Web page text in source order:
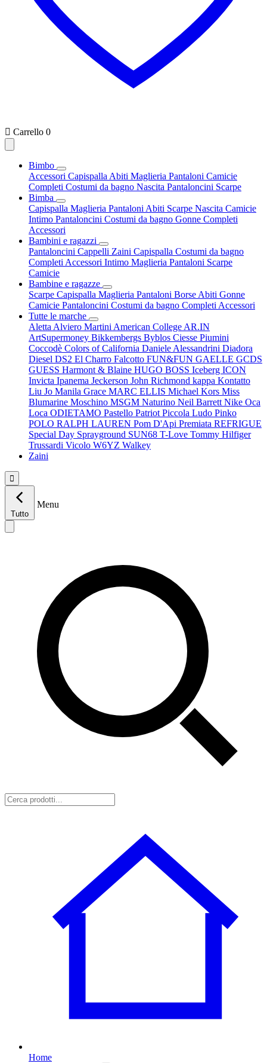
 Carrello 0
Bimbo
Accessori Capispalla Abiti Maglieria Pantaloni Camicie
Completi Costumi da bagno Nascita Pantaloncini Scarpe
Bimba
Capispalla Maglieria Pantaloni Abiti Scarpe Nascita Camicie
Intimo Pantaloncini Costumi da bagno Gonne Completi
Accessori
Bambini e ragazzi
Pantaloncini Cappelli Zaini Capispalla Costumi da bagno
Completi Accessori Intimo Maglieria Pantaloni Scarpe
Camicie
Bambine e ragazze
Scarpe Capispalla Maglieria Pantaloni Borse Abiti Gonne
Camicie Pantaloncini Costumi da bagno Completi Accessori
Tutte le marche
Aletta Alviero Martini American College AR.IN
ArtSupermoney Bikkembergs Byblos Ciesse Piumini
Coccodè Colors of California Daniele Alessandrini Diadora
Diesel DS2 El Charro Falcotto FUN&FUN GAELLE GCDS
GUESS Harmont & Blaine HUGO BOSS Iceberg ICON
Invicta Ipanema Jeckerson John Richmond kappa Kontatto
Liu Jo Manila Grace MARC ELLIS Michael Kors Miss
Blumarine Moschino MSGM Naturino Neil Barrett Nike Oca
Loca ODIETAMO Pastello Patriot Piccola Ludo Pinko
POLO RALPH LAUREN Pom D'Api Premiata REFRIGUE
Special Day Sprayground SUN68 T-Love Tommy Hilfiger
Trussardi Vicolo W6YZ Walkey
Zaini

Tutto
Menu
Home